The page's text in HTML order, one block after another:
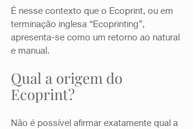
É nesse contexto que o Ecoprint, ou em
terminação inglesa “Ecoprinting”,
apresenta-se como um retorno ao natural
e manual.
Qual a origem do
Ecoprint?
Não é possível afirmar exatamente qual a